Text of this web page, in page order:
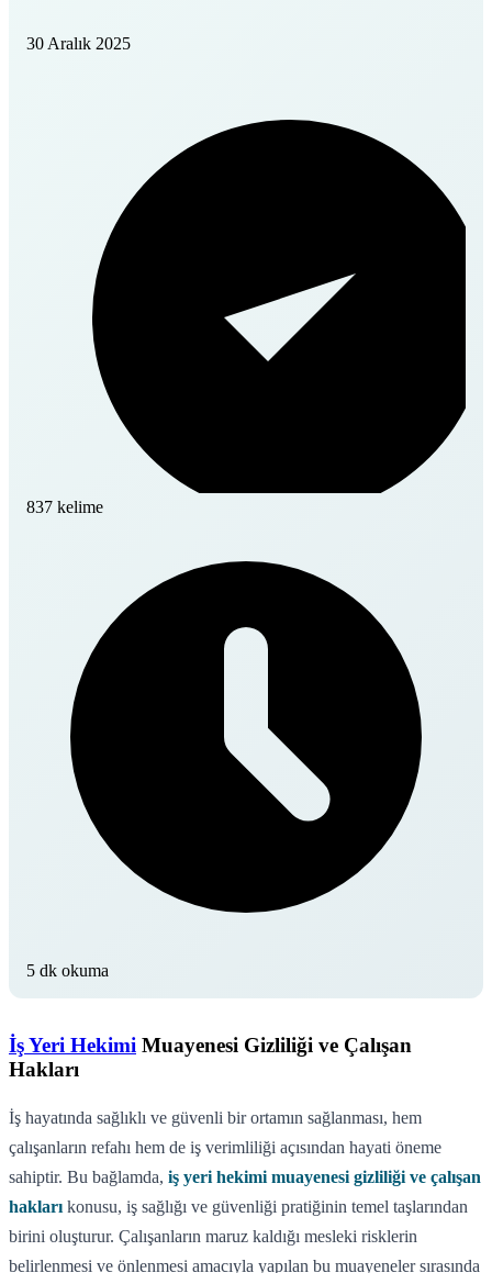
30 Aralık 2025
837 kelime
5 dk okuma
İş Yeri Hekimi Muayenesi Gizliliği ve Çalışan
Hakları
İş hayatında sağlıklı ve güvenli bir ortamın sağlanması, hem
çalışanların refahı hem de iş verimliliği açısından hayati öneme
sahiptir. Bu bağlamda, iş yeri hekimi muayenesi gizliliği ve çalışan
hakları konusu, iş sağlığı ve güvenliği pratiğinin temel taşlarından
birini oluşturur. Çalışanların maruz kaldığı mesleki risklerin
belirlenmesi ve önlenmesi amacıyla yapılan bu muayeneler sırasında